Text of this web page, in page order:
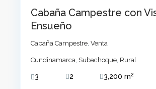
Cabaña Campestre con
Ensueño
Cabaña Campestre,Venta
Cundinamarca, Subachoque, Rural
3 2 3,200 m2